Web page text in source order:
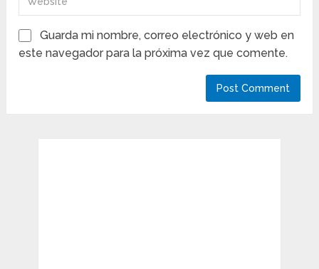
Guarda mi nombre, correo electrónico y web en
este navegador para la próxima vez que comente.